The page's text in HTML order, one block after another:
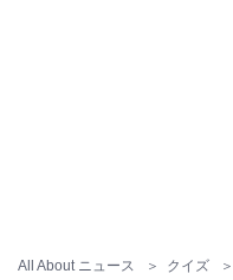
All About ニュース クイズ